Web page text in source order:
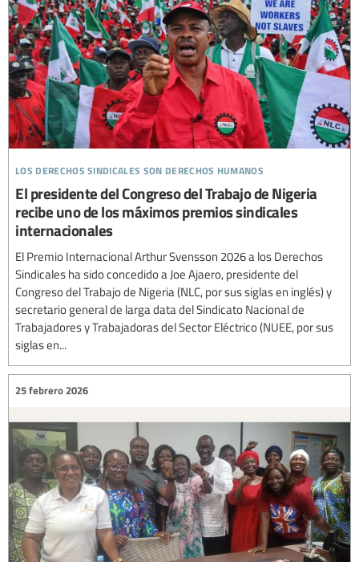
los derechos sindicales son derechos humanos
El presidente del Congreso del Trabajo de Nigeria
recibe uno de los máximos premios sindicales
internacionales
El Premio Internacional Arthur Svensson 2026 a los Derechos
Sindicales ha sido concedido a Joe Ajaero, presidente del
Congreso del Trabajo de Nigeria (NLC, por sus siglas en inglés) y
secretario general de larga data del Sindicato Nacional de
Trabajadores y Trabajadoras del Sector Eléctrico (NUEE, por sus
siglas en...
25 febrero 2026